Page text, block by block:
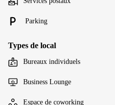
Parking
Types de local
Bureaux individuels
Business Lounge
Espace de coworking